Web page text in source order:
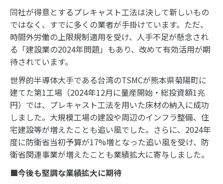
同社が得意とするプレキャスト工法は決して新しいもの
ではなく、すでに多くの業者が手掛けています。ただ、
時間外労働の上限規制適用を受け、人手不足が懸念され
る「建設業の2024年問題」もあり、改めて有効活用が期
待されています。
世界的半導体大手である台湾のTSMCが熊本県菊陽町に
建てた第1工場（2024年12月に量産開始・総投資額1兆
円）では、プレキャスト工法を用いた床材の納入に成功
しました。大規模工場の建設や周辺のインフラ整備、住
宅建設等が増えたことも追い風でした。さらに、2024年
度に防衛省当初予算が17%増となった追い風を受け、防
衛省関連事業が増えたことも業績拡大に寄与しました。
■今後も堅調な業績拡大に期待